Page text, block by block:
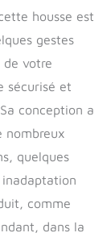
les
votre
le
chien
siège
urgence
chien est
actif. Le
pour
à résoudre
en
housse est
gestes
de votre
sécurisé et
conception a
nombreux
quelques
comme
dans la